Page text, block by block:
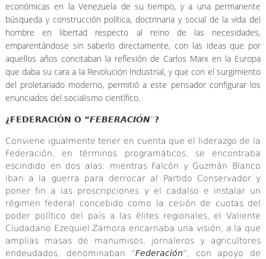
económicas en la Venezuela de su tiempo, y a una permanente
búsqueda y construcción política, doctrinaria y social de la vida del
hombre en libertad respecto al reino de las necesidades,
emparentándose sin saberlo directamente, con las ideas que por
aquellos años concitaban la reflexión de Carlos Marx en la Europa
que daba su cara a la Revolución Industrial, y que con el surgimiento
del proletariado moderno, permitió a este pensador configurar los
enunciados del socialismo científico.
¿FEDERACIÓN O “FEBERACIÓN”?
Conviene igualmente tener en cuenta que el liderazgo de la
Federación, en términos programáticos, se encontraba
escindido en dos alas: mientras Falcón y Guzmán Blanco
iban a la guerra para derrocar al Partido Conservador y
poner fin a las proscripciones y el cadalso e instalar un
régimen federal concebido como la cesión de cuotas del
poder político del país a las élites regionales, el Valiente
Ciudadano Ezequiel Zamora encarnaba una visión, a la que
amplias masas de manumisos, jornaleros y agricultores
endeudados, denominaban “Federación”, con apoyo de